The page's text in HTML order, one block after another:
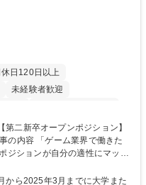
日120日以上
未経験者歓迎
昼食補助あり
第二新卒歓迎
ジションが自分の適性にマッチ
ータ
ア/インフラエンジニアな
から2025年3月までに大学また